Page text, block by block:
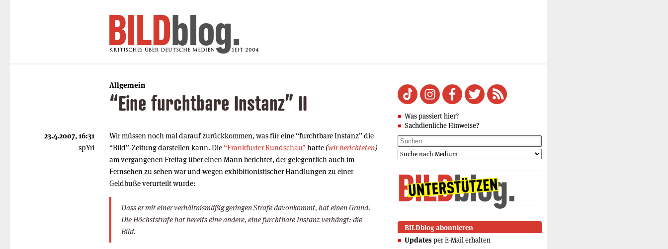
Allgemein
“Eine furchtbare Instanz” II
Wir müssen noch mal darauf zurückkommen, was für eine “furchtbare Instanz” die
“Bild”-Zeitung darstellen kann. Die “Frankfurter Rundschau”hatte (wir berichteten)
am vergangenen Freitag über einen Mann berichtet, der gelegentlich auch im
Fernsehen zu sehen war und wegen exhibitionistischer Handlungen zu einer
Geldbuße verurteilt wurde:
Dass er mit einer verhältnismäßig geringen Strafe davonkommt, hat einen Grund.
Die Höchststrafe hat bereits eine andere, eine furchtbare Instanz verhängt: die
Bild.
23.4.2007, 16:31
spYri
Was passiert hier?
Sachdienliche Hinweise?
BILDblog abonnieren
Updates per E-Mail erhalten